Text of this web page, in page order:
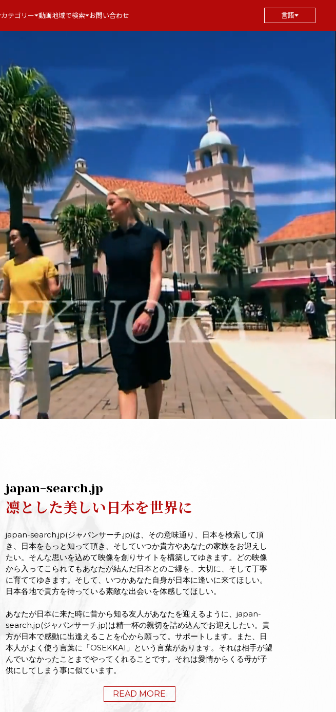
カテゴリー 動画地域で検索 お問い合わせ 言語
japan-search.jp
凛とした美しい日本を世界に
japan-search.jp(ジャパンサーチ.jp)は、その意味通り、日本を検索して頂
き、日本をもっと知って頂き、そしていつか貴方やあなたの家族をお迎えし
たい。そんな思いを込めて映像を創りサイトを構築してゆきます。どの映像
から入ってこられてもあなたが結んだ日本とのご縁を、大切に、そして丁寧
に育ててゆきます。そして、いつかあなた自身が日本に逢いに来てほしい。
日本各地で貴方を待っている素敵な出会いを体感してほしい。
あなたが日本に来た時に昔から知る友人があなたを迎えるように、japan-
search.jp(ジャパンサーチ.jp)は精一杯の親切を詰め込んでお迎えしたい。貴
方が日本で感動に出逢えることを心から願って。サポートします。また、日
本人がよく使う言葉に「OSEKKAI」という言葉があります。それは相手が望
んでいなかったことまでやってくれることです。それは愛情からくる母が子
供にしてしまう事に似ています。
READ MORE